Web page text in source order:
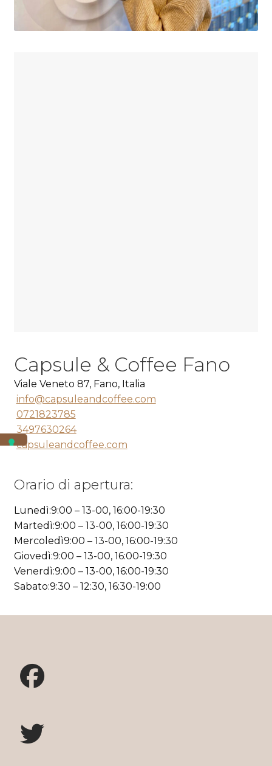
Capsule & Coffee Fano
Viale Veneto 87, Fano, Italia
info@capsuleandcoffee.com
0721823785
3497630264
capsuleandcoffee.com
Orario di apertura:
Lunedì:9:00 – 13-00, 16:00-19:30
Martedì:9:00 – 13-00, 16:00-19:30
Mercoledì9:00 – 13-00, 16:00-19:30
Giovedì:9:00 – 13-00, 16:00-19:30
Venerdì:9:00 – 13-00, 16:00-19:30
Sabato:9:30 – 12:30, 16:30-19:00